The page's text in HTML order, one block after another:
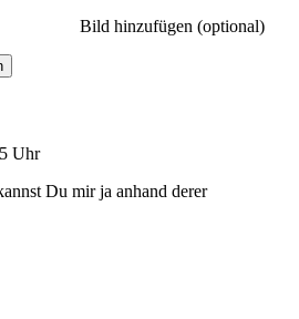
Bild hinzufügen (optional)
Uhr
Du mir ja anhand derer